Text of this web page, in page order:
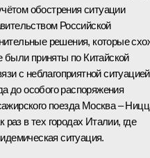
обострения ситуации
Российской
решения, которые
приняты по Китайской
с неблагоприятной ситуацией
до особого распоряжения
поезда Москва –
раз в тех городах Италии, где
ситуация.